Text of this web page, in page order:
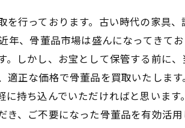
を行っております。古い時代の家具
年、骨董品市場は盛んになってきて
。しかし、お宝として保管する前に
適正な価格で骨董品を買取いたしま
に持ち込んでいただければと思いま
、ご不要になった骨董品を有効活